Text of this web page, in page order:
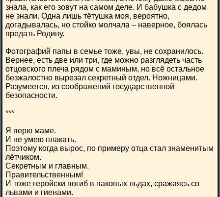
знала, как его зовут на самом деле. И бабушка с дедом
не знали. Одна лишь тётушка моя, вероятно,
догадывалась, но стойко молчала – наверное, боялась
предать Родину.
Фотографий папы в семье тоже, увы, не сохранилось.
Вернее, есть две или три, где можно разглядеть часть
отцовского плеча рядом с маминым, но всё остальное
безжалостно вырезал секретный отдел. Ножницами.
Разумеется, из соображений государственной
безопасности.
***
Я верю маме.
И не умею плакать.
Поэтому когда вырос, по примеру отца стал знаменитым
лётчиком.
Секретным и главным.
Правительственным!
И тоже геройски погиб в паковых льдах, сражаясь со
львами и гиенами.